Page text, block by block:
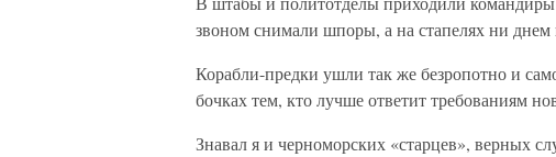
звоном снимали шпоры, а на стапелях ни
Корабли-предки ушли так же безропотно и
бочках тем, кто лучше ответит требованиям
Знавал я и черноморских «старцев», верных